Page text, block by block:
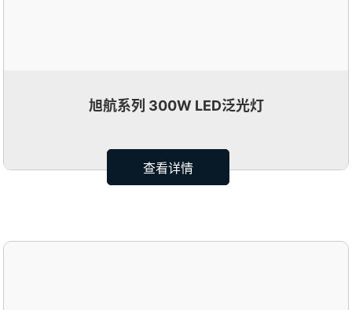
旭航系列 300W LED泛光灯
查看详情